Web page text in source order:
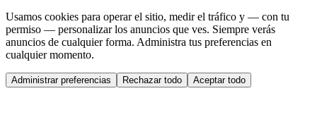
Usamos cookies para operar el sitio, medir el tráfico y — con tu
permiso — personalizar los anuncios que ves. Siempre verás
anuncios de cualquier forma. Administra tus preferencias en
cualquier momento.
Administrar preferencias Rechazar todo Aceptar todo